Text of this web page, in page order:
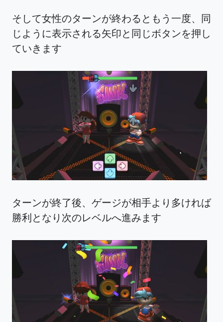
そして女性のターンが終わるともう一度、同
じように表示される矢印と同じボタンを押し
ていきます
ターンが終了後、ゲージが相手より多ければ
勝利となり次のレベルへ進みます